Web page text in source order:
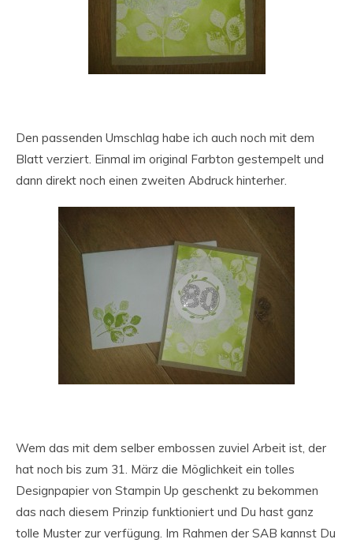
Den passenden Umschlag habe ich auch noch mit dem
Blatt verziert. Einmal im original Farbton gestempelt und
dann direkt noch einen zweiten Abdruck hinterher.
Wem das mit dem selber embossen zuviel Arbeit ist, der
hat noch bis zum 31. März die Möglichkeit ein tolles
Designpapier von Stampin Up geschenkt zu bekommen
das nach diesem Prinzip funktioniert und Du hast ganz
tolle Muster zur verfügung. Im Rahmen der SAB kannst Du